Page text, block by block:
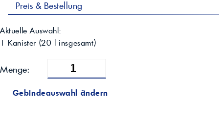
Preis & Bestellung
Aktuelle Auswahl:
1 Kanister (20 l insgesamt)
Menge:
Gebindeauswahl ändern